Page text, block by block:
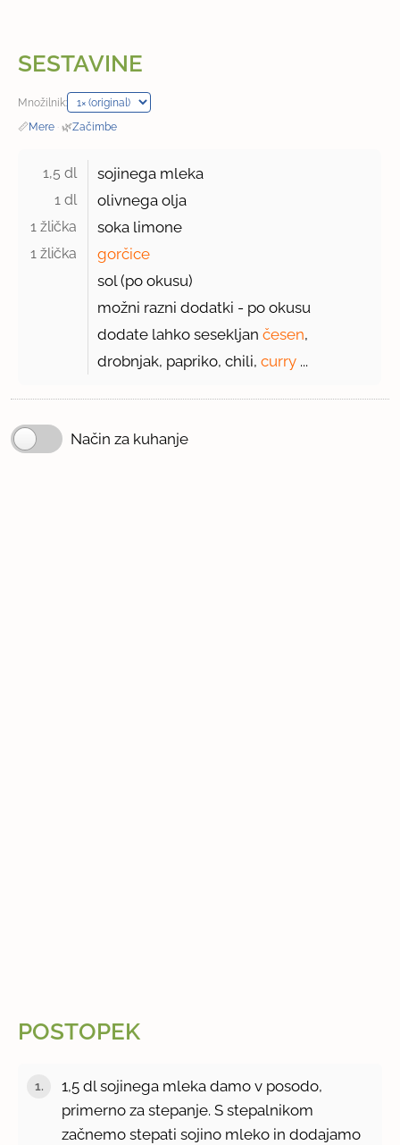
SESTAVINE
Množilnik:
📏Mere · 🌿Začimbe
1,5 dl sojinega mleka
1 dl olivnega olja
1 žlička soka limone
1 žlička
gorčice
sol (po okusu)
možni razni dodatki - po okusu
dodate lahko sesekljančesen,
drobnjak, papriko, chili,curry ...
Način za kuhanje
POSTOPEK
1,5 dl sojinega mleka damo v posodo,
primerno za stepanje. S stepalnikom
začnemo stepati sojino mleko in dodajamo